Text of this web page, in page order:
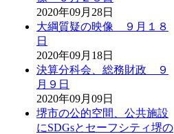
2020年09月28日
大綱質疑の映像 ９月１８
日
2020年09月18日
決算分科会、総務財政 ９
月９日
2020年09月09日
堺市の公的空間、公共施設
にSDGsとセーフシティ堺の